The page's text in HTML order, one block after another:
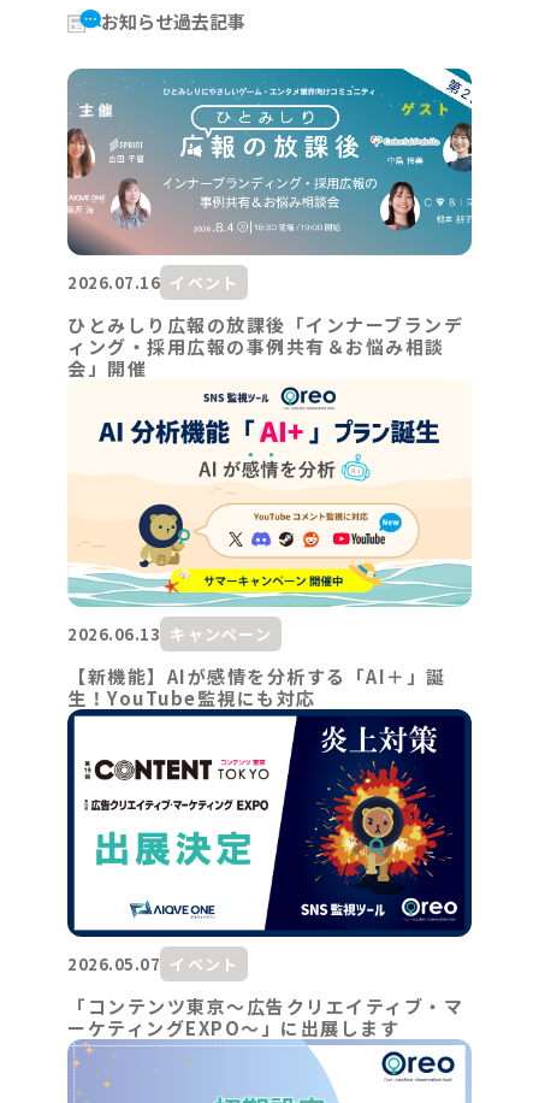
お知らせ過去記事
2026.07.16 イベント
ひとみしり広報の放課後「インナーブランデ
ィング・採用広報の事例共有＆お悩み相談
会」開催
2026.06.13 キャンペーン
【新機能】AIが感情を分析する「AI＋」誕
生！YouTube監視にも対応
2026.05.07 イベント
「コンテンツ東京～広告クリエイティブ・マ
ーケティングEXPO～」に出展します